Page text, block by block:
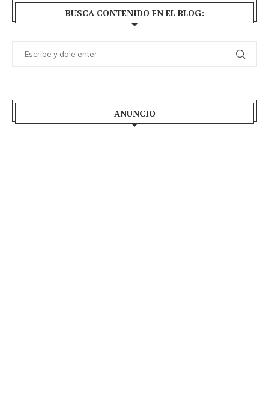
BUSCA CONTENIDO EN EL BLOG:
ANUNCIO